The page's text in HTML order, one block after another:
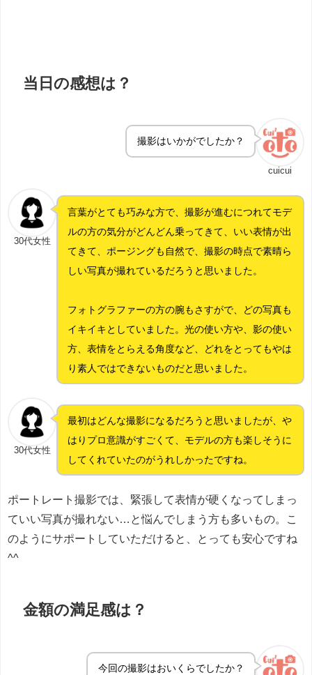
当日の感想は？
cuicui
撮影はいかがでしたか？
30代女性
言葉がとても巧みな方で、撮影が進むにつれてモデ
ルの方の気分がどんどん乗ってきて、いい表情が出
てきて、ポージングも自然で、撮影の時点で素晴ら
しい写真が撮れているだろうと思いました。
フォトグラファーの方の腕もさすがで、どの写真も
イキイキとしていました。光の使い方や、影の使い
方、表情をとらえる角度など、どれをとってもやは
り素人ではできないものだと思いました。
30代女性
最初はどんな撮影になるだろうと思いましたが、や
はりプロ意識がすごくて、モデルの方も楽しそうに
してくれていたのがうれしかったですね。
ポートレート撮影では、緊張して表情が硬くなってしまっ
ていい写真が撮れない…と悩んでしまう方も多いもの。こ
のようにサポートしていただけると、とっても安心ですね
^^
金額の満足感は？
今回の撮影はおいくらでしたか？